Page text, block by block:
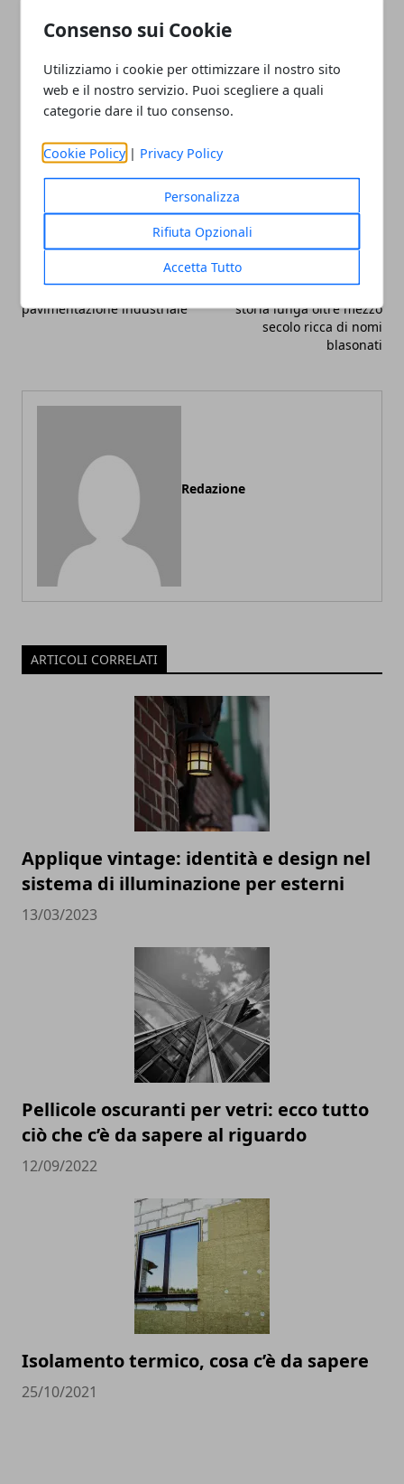
Consenso sui Cookie
Utilizziamo i cookie per ottimizzare il nostro sito
web e il nostro servizio. Puoi scegliere a quali
categorie dare il tuo consenso.
Cookie Policy | Privacy Policy
Personalizza
Rifiuta Opzionali
Accetta Tutto
l’abbattimento delle barriere architettoniche anche
Facebook
Twitter
Cosa scegliere una buona
pavimentazione industriale
Coppa Italia Dilettanti, una
storia lunga oltre mezzo
secolo ricca di nomi
blasonati
Redazione
ARTICOLI CORRELATI
Applique vintage: identità e design nel
sistema di illuminazione per esterni
13/03/2023
Pellicole oscuranti per vetri: ecco tutto
ciò che c’è da sapere al riguardo
12/09/2022
Isolamento termico, cosa c’è da sapere
25/10/2021